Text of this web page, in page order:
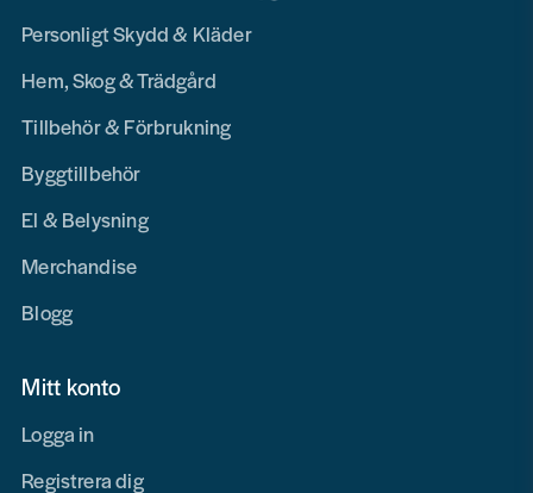
Personligt Skydd & Kläder
Hem, Skog & Trädgård
Tillbehör & Förbrukning
Byggtillbehör
El & Belysning
Merchandise
Blogg
Mitt konto
Logga in
Registrera dig